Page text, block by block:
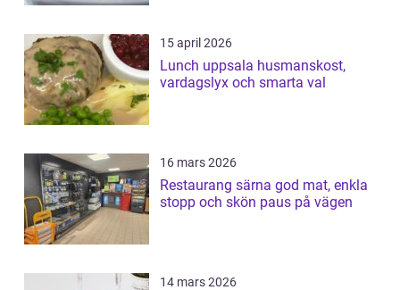
15 april 2026
Lunch uppsala husmanskost,
vardagslyx och smarta val
16 mars 2026
Restaurang särna god mat, enkla
stopp och skön paus på vägen
14 mars 2026